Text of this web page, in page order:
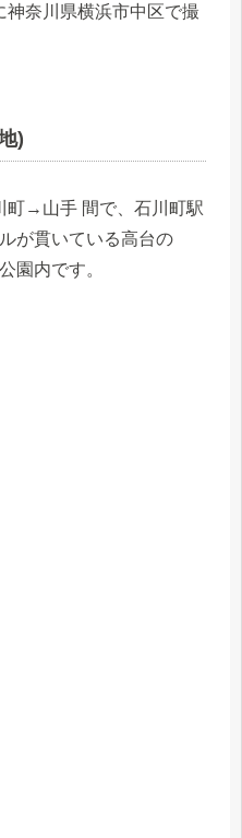
奈川県横浜市中区で撮
)
町→山手 間で、石川町駅
が貫いている高台の
園内です。